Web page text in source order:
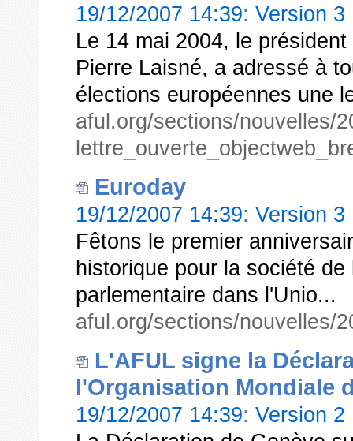
19/12/2007 14:39: Version
Le 14 mai 2004, le
Pierre Laisné, a adressé à
élections européennes une
aful.org/sections/nouvelles/
Euroday
19/12/2007 14:39: Version
Fêtons le premier
historique pour la société
parlementaire dans l'Unio...
aful.org/sections/nouvelles/
L'AFUL signe la
l'Organisation Mondiale
19/12/2007 14:39: Version